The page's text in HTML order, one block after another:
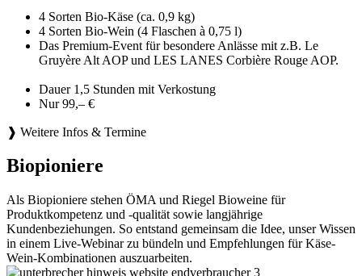
4 Sorten Bio-Käse (ca. 0,9 kg)
4 Sorten Bio-Wein (4 Flaschen à 0,75 l)
Das Premium-Event für besondere Anlässe mit z.B. Le
Gruyère Alt AOP und LES LANES Corbière Rouge AOP.
Dauer 1,5 Stunden mit Verkostung
Nur 99,– €
❱ Weitere Infos & Termine
Biopioniere
Als Biopioniere stehen ÖMA und Riegel Bioweine für
Produktkompetenz und -qualität sowie langjährige
Kundenbeziehungen. So entstand gemeinsam die Idee, unser Wissen
in einem Live-Webinar zu bündeln und Empfehlungen für Käse-
Wein-Kombinationen auszuarbeiten.